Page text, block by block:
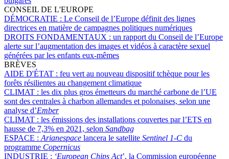
CONSEIL DE L'EUROPE
DÉMOCRATIE : Le Conseil de l’Europe définit des lignes
directrices en matière de campagnes politiques numériques
DROITS FONDAMENTAUX : un rapport du Conseil de l’Europe
alerte sur l’augmentation des images et vidéos à caractère sexuel
générées par les enfants eux-mêmes
BRÈVES
AIDE D'ÉTAT : feu vert au nouveau dispositif tchèque pour les
forêts résilientes au changement climatique
CLIMAT : les dix plus gros émetteurs du marché carbone de l’UE
sont des centrales à charbon allemandes et polonaises, selon une
analyse d’Ember
CLIMAT : les émissions des installations couvertes par l’ETS en
hausse de 7,3% en 2021, selon Sandbag
ESPACE : Arianespace lancera le satellite Sentinel 1-C du
programme Copernicus
INDUSTRIE : ‘European Chips Act’, la Commission européenne